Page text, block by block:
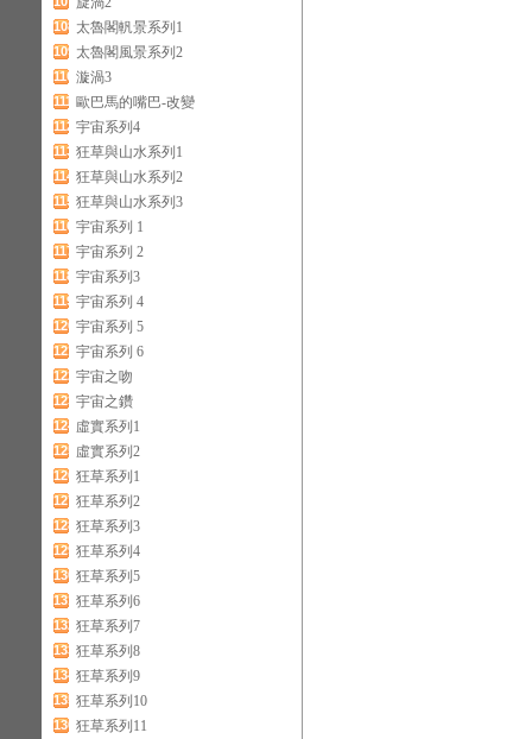
108 太魯閣軓景系列1
109 太魯閣風景系列2
110 漩渦3
111 歐巴馬的嘴巴-改變
112 宇宙系列4
113 狂草與山水系列1
114 狂草與山水系列2
115 狂草與山水系列3
116 宇宙系列 1
117 宇宙系列 2
118 宇宙系列3
119 宇宙系列 4
120 宇宙系列 5
121 宇宙系列 6
122 宇宙之吻
123 宇宙之鑽
124 虛實系列1
125 虛實系列2
126 狂草系列1
127 狂草系列2
128 狂草系列3
129 狂草系列4
130 狂草系列5
131 狂草系列6
132 狂草系列7
133 狂草系列8
134 狂草系列9
135 狂草系列10
136 狂草系列11